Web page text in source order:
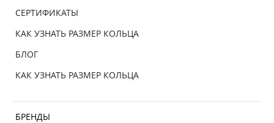
СЕРТИФИКАТЫ
КАК УЗНАТЬ РАЗМЕР КОЛЬЦА
БЛОГ
КАК УЗНАТЬ РАЗМЕР КОЛЬЦА
БРЕНДЫ